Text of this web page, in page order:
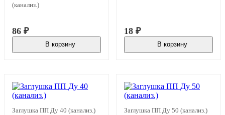
(канализ.)
86 ₽
В корзину
18 ₽
В корзину
Заглушка ПП Ду 40 (канализ.) Заглушка ПП Ду 50 (канализ.)